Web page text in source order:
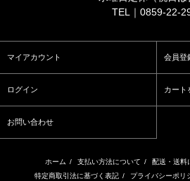
TEL｜0859-22-
マイアカウント 会員登
ログイン カート
お問い合わせ
ホーム / 支払い方法について / 配送・送料
特定商取引法に基づく表記 / プライバシーポリ